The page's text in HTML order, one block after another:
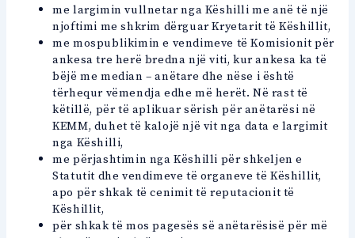
me largimin vullnetar nga Këshilli me anë të një
njoftimi me shkrim dërguar Kryetarit të Këshillit,
me mospublikimin e vendimeve të Komisionit për
ankesa tre herë bredna një viti, kur ankesa ka të
bëjë me median – anëtare dhe nëse i është
tërhequr vëmendja edhe më herët. Në rast të
këtillë, për të aplikuar sërish për anëtarësi në
KEMM, duhet të kalojë një vit nga data e largimit
nga Këshilli,
me përjashtimin nga Këshilli për shkeljen e
Statutit dhe vendimeve të organeve të Këshillit,
apo për shkak të cenimit të reputacionit të
Këshillit,
për shkak të mos pagesës së anëtarësisë për më